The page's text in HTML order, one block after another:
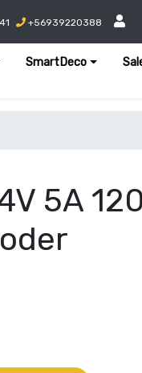
+56939220388
SmartDeco
5A